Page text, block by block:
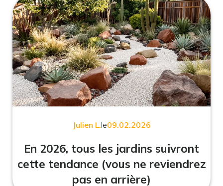
Julien L.le09.02.2026
En 2026, tous les jardins suivront
cette tendance (vous ne reviendrez
pas en arrière)